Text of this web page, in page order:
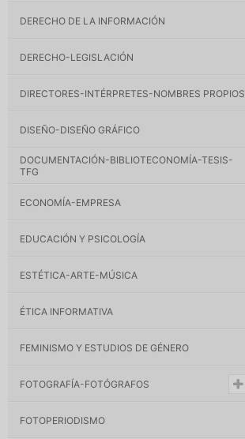
DERECHO DE LA INFORMACIÓN
DERECHO-LEGISLACIÓN
DIRECTORES-INTÉRPRETES-NOMBRES PROPIOS
DISEÑO-DISEÑO GRÁFICO
DOCUMENTACIÓN-BIBLIOTECONOMÍA-TESIS-
TFG
ECONOMÍA-EMPRESA
EDUCACIÓN Y PSICOLOGÍA
ESTÉTICA-ARTE-MÚSICA
ÉTICA INFORMATIVA
FEMINISMO Y ESTUDIOS DE GÉNERO
FOTOGRAFÍA-FOTÓGRAFOS
FOTOPERIODISMO